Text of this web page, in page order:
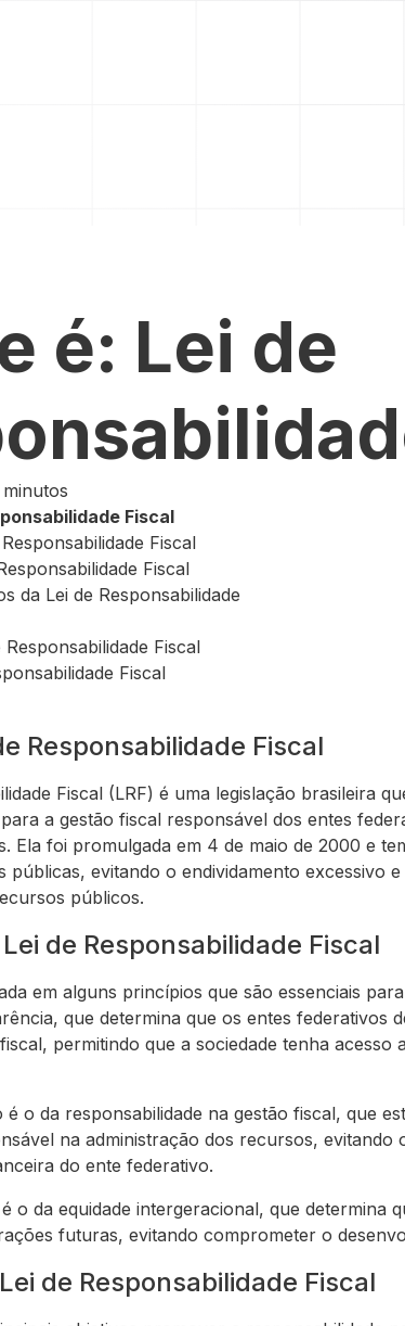
é: Lei de
Fiscal
Fiscal
Fiscal
da Lei de Responsabilidade
Fiscal
Fiscal
Responsabilidade Fiscal
Fiscal (LRF) é uma legislação brasileira
a gestão fiscal responsável dos entes
Ela foi promulgada em 4 de maio de 2000 e
públicas, evitando o endividamento excessivo
públicos.
de Responsabilidade Fiscal
em alguns princípios que são essenciais
que determina que os entes federativos
permitindo que a sociedade tenha acesso
o da responsabilidade na gestão fiscal, que
na administração dos recursos, evitando
do ente federativo.
o da equidade intergeracional, que determina
futuras, evitando comprometer o
de Responsabilidade Fiscal